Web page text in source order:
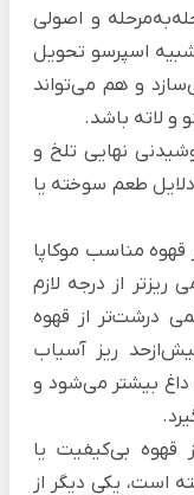
و اصولی
اسپرسو تحویل
و هم می‌تواند
و لاته باشد.
نهایی تلخ و
طعم سوخته یا
قهوه مناسب موکاپا
از درجه لازم
درشت‌تر از قهوه
ریز آسیاب
بیشتر می‌شود و
قهوه بی‌کیفیت یا
است، یکی دیگر از